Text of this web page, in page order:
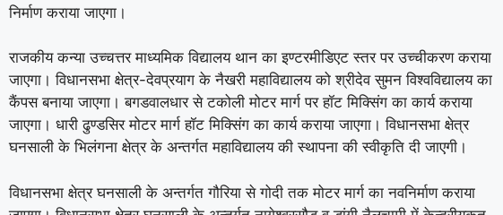
निर्माण कराया जाएगा।
राजकीय कन्या उच्चत्तर माध्यमिक विद्यालय थान का इण्टरमीडिएट स्तर पर उच्चीकरण कराया
जाएगा। विधानसभा क्षेत्र-देवप्रयाग के नैखरी महाविद्यालय को श्रीदेव सुमन विश्वविद्यालय का
कैंपस बनाया जाएगा। बगडवालधार से टकोली मोटर मार्ग पर हॉट मिक्सिंग का कार्य कराया
जाएगा। धारी ढुण्डसिर मोटर मार्ग हॉट मिक्सिंग का कार्य कराया जाएगा। विधानसभा क्षेत्र
घनसाली के भिलंगना क्षेत्र के अन्तर्गत महाविद्यालय की स्थापना की स्वीकृति दी जाएगी।
विधानसभा क्षेत्र घनसाली के अन्तर्गत गौरिया से गोदी तक मोटर मार्ग का नवनिर्माण कराया